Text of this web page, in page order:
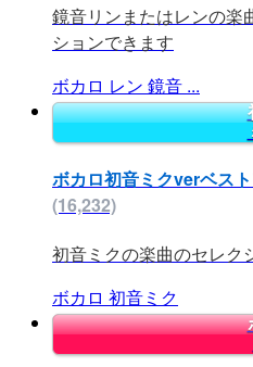
鏡音リンまたはレンの楽
ションできます
ボカロ レン 鏡音 ...
ボカロ初音ミクverベス
(16,232)
初音ミクの楽曲のセレク
ボカロ 初音ミク